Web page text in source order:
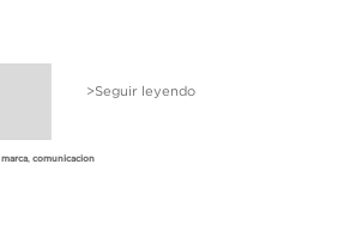
>Seguir leyendo
marca, comunicacion